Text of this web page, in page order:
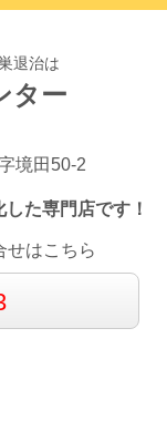
退治は
ター
境田50-2
た専門店です！
せはこちら